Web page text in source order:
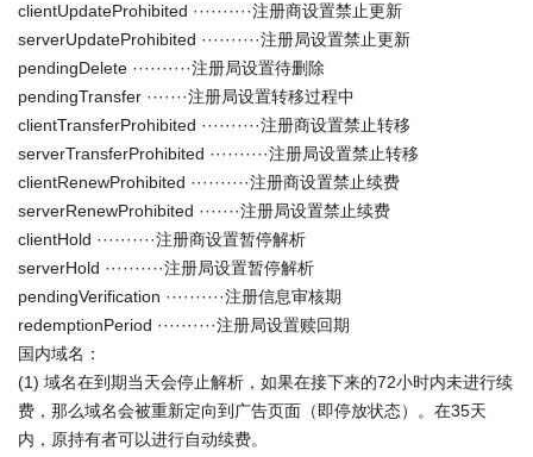
clientUpdateProhibited ··········注册商设置禁止更新
serverUpdateProhibited ··········注册局设置禁止更新
pendingDelete ··········注册局设置待删除
pendingTransfer ·······注册局设置转移过程中
clientTransferProhibited ··········注册商设置禁止转移
serverTransferProhibited ··········注册局设置禁止转移
clientRenewProhibited ··········注册商设置禁止续费
serverRenewProhibited ·······注册局设置禁止续费
clientHold ··········注册商设置暂停解析
serverHold ··········注册局设置暂停解析
pendingVerification ··········注册信息审核期
redemptionPeriod ··········注册局设置赎回期
国内域名：
(1) 域名在到期当天会停止解析，如果在接下来的72小时内未进行续
费，那么域名会被重新定向到广告页面（即停放状态）。在35天
内，原持有者可以进行自动续费。